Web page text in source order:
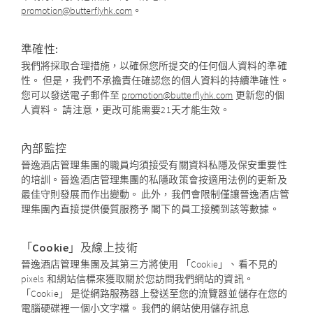
promotion@butterflyhk.com 。
準確性:
我們將採取合理措施，以確保您所提交的任何個人資料的準確
性。 但是，我們不承擔責任確認您的個人資料的持續準確性。
您可以發送電子郵件至 promotion@butterflyhk.com 更新您的個
人資料。 請注意，更改可能需要21天才能生效。
內部監控
晉逸酒店管理集團的職員均須接受有關資料私隱及保安重要性
的培訓。晉逸酒店管理集團的私隱政策會按適用法例的更新及
最佳守則發展而作出變動。 此外，我們會限制僅讓晉逸酒店管
理集團內直接提供優質服務予 閣下的員工接觸到該等數據。
「Cookie」及線上技術
晉逸酒店管理集團及其第三方將使用 「Cookie」、看不見的
pixels 和網站信標來獲取關於您訪問我們網站的資訊。
「Cookie」 是從網路服務器上發送至您的流覽器並儲存在您的
電腦硬碟裡一個小文字檔。 我們的網站使用儲存訊息